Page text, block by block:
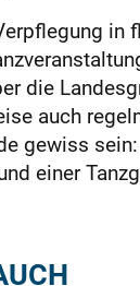
in
die
auch
gewiss
einer